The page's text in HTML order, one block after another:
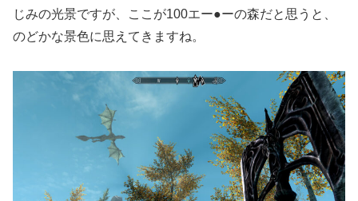
じみの光景ですが、ここが100エー●ーの森だと思うと、
のどかな景色に思えてきますね。